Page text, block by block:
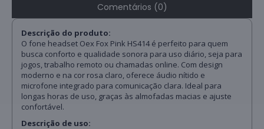
Comentários (0)
Descrição do produto:
O fone headset Oex Fox Pink HS414 é perfeito para quem
busca conforto e qualidade sonora para uso diário, seja para
jogos, trabalho remoto ou chamadas online. Com design
moderno e na cor rosa claro, oferece áudio nítido e
microfone integrado para comunicação clara. Ideal para
longas horas de uso, graças às almofadas macias e ajuste
confortável.
Descrição de uso: